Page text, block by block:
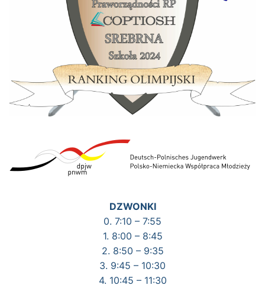
DZWONKI
0. 7:10 – 7:55
1. 8:00 – 8:45
2. 8:50 – 9:35
3. 9:45 – 10:30
4. 10:45 – 11:30